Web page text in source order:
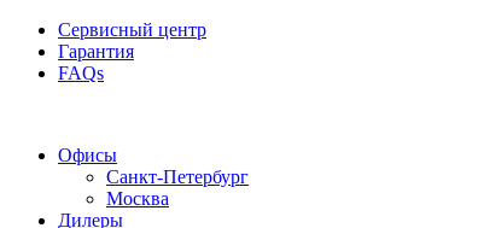
Сервисный центр
Гарантия
FAQs
Офисы
Санкт-Петербург
Москва
Дилеры